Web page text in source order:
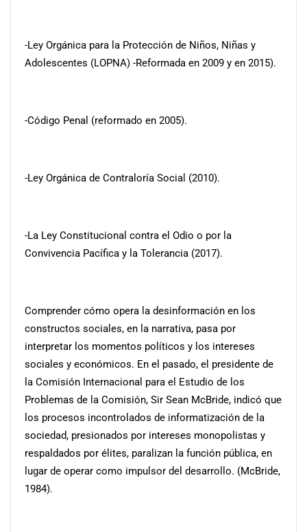
-Ley Orgánica para la Protección de Niños, Niñas y
Adolescentes (LOPNA) -Reformada en 2009 y en 2015).
-Código Penal (reformado en 2005).
-Ley Orgánica de Contraloría Social (2010).
-La Ley Constitucional contra el Odio o por la
Convivencia Pacífica y la Tolerancia (2017).
Comprender cómo opera la desinformación en los
constructos sociales, en la narrativa, pasa por
interpretar los momentos políticos y los intereses
sociales y económicos. En el pasado, el presidente de
la Comisión Internacional para el Estudio de los
Problemas de la Comisión, Sir Sean McBride, indicó que
los procesos incontrolados de informatización de la
sociedad, presionados por intereses monopolistas y
respaldados por élites, paralizan la función pública, en
lugar de operar como impulsor del desarrollo. (McBride,
1984).